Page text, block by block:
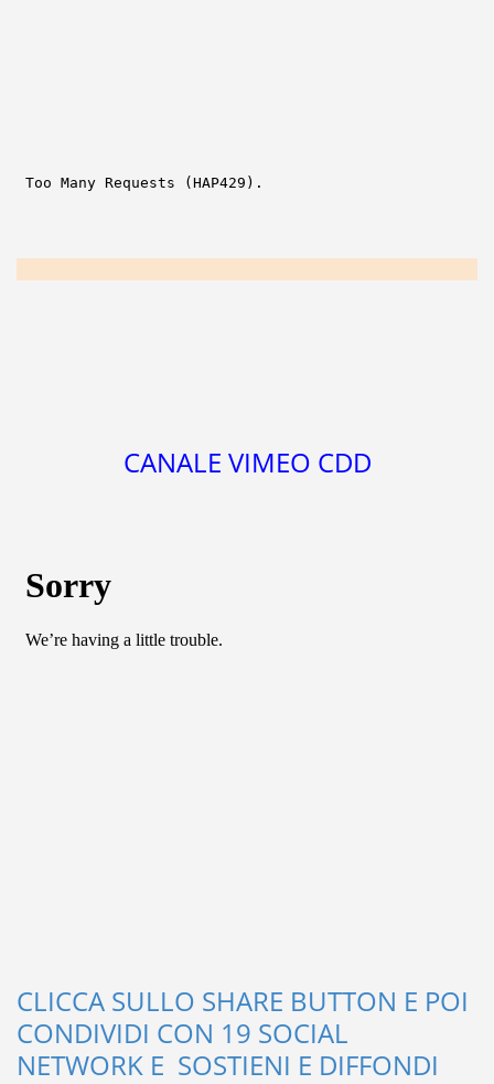
CANALE VIMEO CDD
CLICCA SULLO SHARE BUTTON E POI
CONDIVIDI CON 19 SOCIAL
NETWORK E SOSTIENI E DIFFONDI